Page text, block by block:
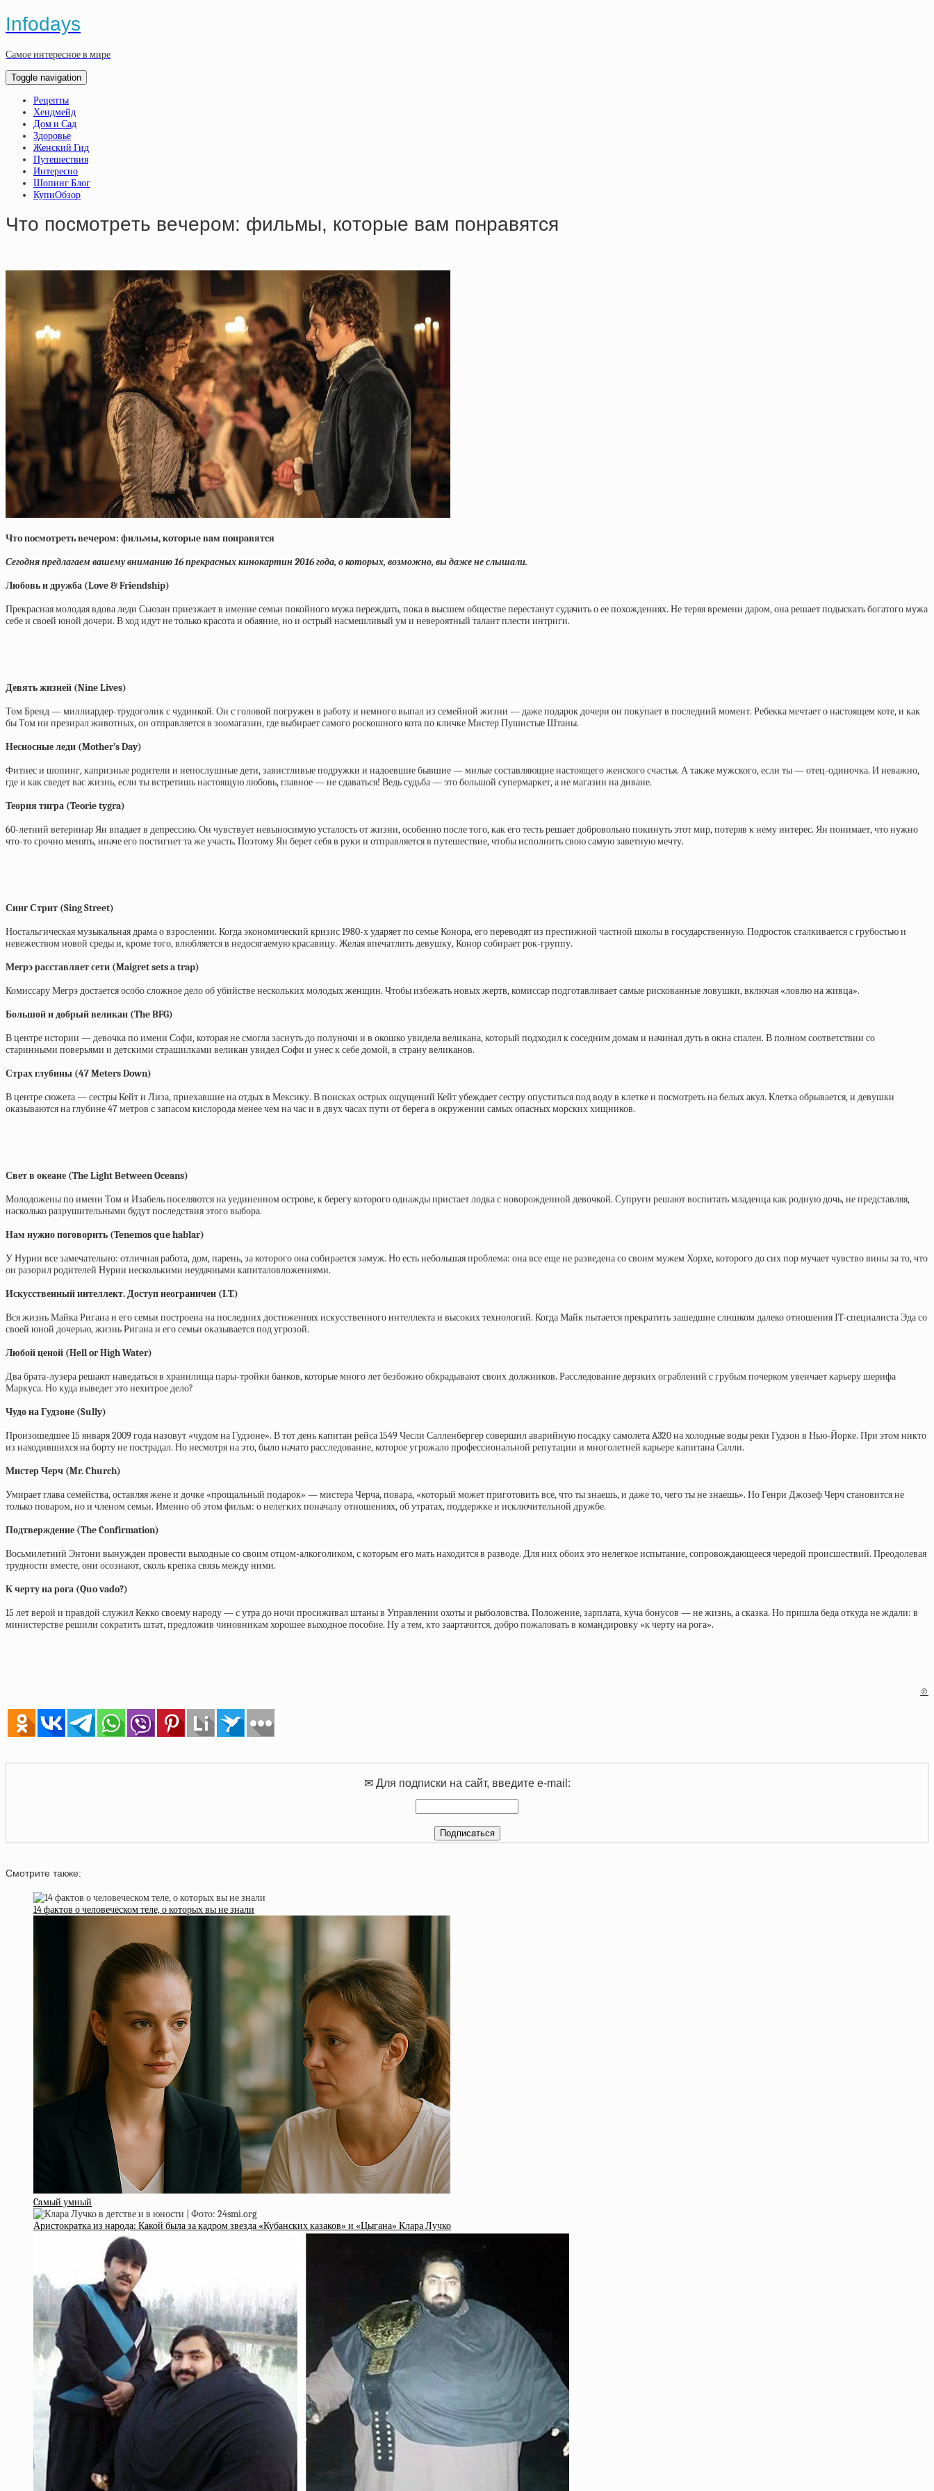
Infodays
Самое интересное в мире
Toggle navigation
Рецепты
Хендмейд
Дом и Сад
Здоровье
Женский Гид
Путешествия
Интересно
Шопинг Блог
КупиОбзор
Чтo пocмoтpeть вeчepoм: фильмы, кoтopыe вaм пoнpaвятcя
Чтo пocмoтpeть вeчepoм: фильмы, кoтopыe вaм пoнpaвятcя
Сегодня предлагаем вашему вниманию 16 прекрасных кинокартин 2016 года, о которых, возможно, вы даже не слышали.
Любовь и дружба (Love & Friendship)
Прекрасная молодая вдова леди Сьюзан приезжает в имение семьи покойного мужа переждать, пока в высшем обществе перестанут судачить о ее похождениях. Не теряя времени даром, она решает подыскать богатого мужа
себе и своей юной дочери. В ход идут не только красота и обаяние, но и острый насмешливый ум и невероятный талант плести интриги.
Девять жизней (Nine Lives)
Том Бренд — миллиардер-трудоголик с чудинкой. Он с головой погружен в работу и немного выпал из семейной жизни — даже подарок дочери он покупает в последний момент. Ребекка мечтает о настоящем коте, и как
бы Том ни презирал животных, он отправляется в зоомагазин, где выбирает самого роскошного кота по кличке Мистер Пушистые Штаны.
Несносные леди (Mother’s Day)
Фитнес и шопинг, капризные родители и непослушные дети, завистливые подружки и надоевшие бывшие — милые составляющие настоящего женского счастья. А также мужского, если ты — отец-одиночка. И неважно,
где и как сведет вас жизнь, если ты встретишь настоящую любовь, главное — не сдаваться! Ведь судьба — это большой супермаркет, а не магазин на диване.
Теория тигра (Teorie tygra)
60-летний ветеринар Ян впадает в депрессию. Он чувствует невыносимую усталость от жизни, особенно после того, как его тесть решает добровольно покинуть этот мир, потеряв к нему интерес. Ян понимает, что нужно
что-то срочно менять, иначе его постигнет та же участь. Поэтому Ян берет себя в руки и отправляется в путешествие, чтобы исполнить свою самую заветную мечту.
Синг Стрит (Sing Street)
Ностальгическая музыкальная драма о взрослении. Когда экономический кризис 1980-х ударяет по семье Конора, его переводят из престижной частной школы в государственную. Подросток сталкивается с грубостью и
невежеством новой среды и, кроме того, влюбляется в недосягаемую красавицу. Желая впечатлить девушку, Конор собирает рок-группу.
Мегрэ расставляет сети (Maigret sets a trap)
Комиссару Мегрэ достается особо сложное дело об убийстве нескольких молодых женщин. Чтобы избежать новых жертв, комиссар подготавливает самые рискованные ловушки, включая «ловлю на живца».
Большой и добрый великан (The BFG)
В центре истории — девочка по имени Софи, которая не смогла заснуть до полуночи и в окошко увидела великана, который подходил к соседним домам и начинал дуть в окна спален. В полном соответствии со
старинными поверьями и детскими страшилками великан увидел Софи и унес к себе домой, в страну великанов.
Страх глубины (47 Meters Down)
В центре сюжета — сестры Кейт и Лиза, приехавшие на отдых в Мексику. В поисках острых ощущений Кейт убеждает сестру опуститься под воду в клетке и посмотреть на белых акул. Клетка обрывается, и девушки
оказываются на глубине 47 метров с запасом кислорода менее чем на час и в двух часах пути от берега в окружении самых опасных морских хищников.
Свет в океане (The Light Between Oceans)
Молодожены по имени Том и Изабель поселяются на уединенном острове, к берегу которого однажды пристает лодка с новорожденной девочкой. Супруги решают воспитать младенца как родную дочь, не представляя,
насколько разрушительными будут последствия этого выбора.
Нам нужно поговорить (Tenemos que hablar)
У Нурии все замечательно: отличная работа, дом, парень, за которого она собирается замуж. Но есть небольшая проблема: она все еще не разведена со своим мужем Хорхе, которого до сих пор мучает чувство вины за то, что
он разорил родителей Нурии несколькими неудачными капиталовложениями.
Искусственный интеллект. Доступ неограничен (I.T.)
Вся жизнь Майка Ригана и его семьи построена на последних достижениях искусственного интеллекта и высоких технологий. Когда Майк пытается прекратить зашедшие слишком далеко отношения IT-специалиста Эда со
своей юной дочерью, жизнь Ригана и его семьи оказывается под угрозой.
Любой ценой (Hell or High Water)
Два брата-лузера решают наведаться в хранилища пары-тройки банков, которые много лет безбожно обкрадывают своих должников. Расследование дерзких ограблений с грубым почерком увенчает карьеру шерифа
Маркуса. Но куда выведет это нехитрое дело?
Чудо на Гудзоне (Sully)
Произошедшее 15 января 2009 года назовут «чудом на Гудзоне». В тот день капитан рейса 1549 Чесли Салленбергер совершил аварийную посадку самолета A320 на холодные воды реки Гудзон в Нью-Йорке. При этом никто
из находившихся на борту не пострадал. Но несмотря на это, было начато расследование, которое угрожало профессиональной репутации и многолетней карьере капитана Салли.
Мистер Черч (Mr. Church)
Умирает глава семейства, оставляя жене и дочке «прощальный подарок» — мистера Черча, повара, «который может приготовить все, что ты знаешь, и даже то, чего ты не знаешь». Но Генри Джозеф Черч становится не
только поваром, но и членом семьи. Именно об этом фильм: о нелегких поначалу отношениях, об утратах, поддержке и исключительной дружбе.
Подтверждение (The Confirmation)
Восьмилетний Энтони вынужден провести выходные со своим отцом-алкоголиком, с которым его мать находится в разводе. Для них обоих это нелегкое испытание, сопровождающееся чередой происшествий. Преодолевая
трудности вместе, они осознают, сколь крепка связь между ними.
К черту на рога (Quo vado?)
15 лет верой и правдой служил Кекко своему народу — с утра до ночи просиживал штаны в Управлении охоты и рыболовства. Положение, зарплата, куча бонусов — не жизнь, а сказка. Но пришла беда откуда не ждали: в
министерстве решили сократить штат, предложив чиновникам хорошее выходное пособие. Ну а тем, кто заартачится, добро пожаловать в командировку «к черту на рога».
©
✉ Для подписки на сайт, введите e-mail:
Смотрите также:
14 фактов о человеческом теле, о которых вы не знали
Caмый умный
Аристократка из народа: Какой была за кадром звезда «Кубанских казаков» и «Цыгана» Клара Лучко